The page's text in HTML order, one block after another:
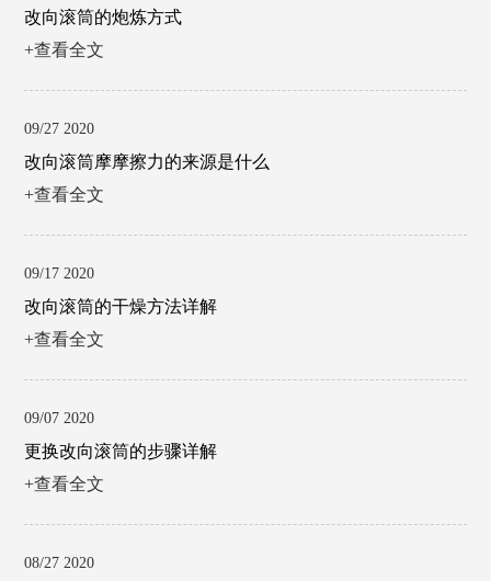
改向滚筒的炮炼方式
+查看全文
09/27 2020
改向滚筒摩摩擦力的来源是什么
+查看全文
09/17 2020
改向滚筒的干燥方法详解
+查看全文
09/07 2020
更换改向滚筒的步骤详解
+查看全文
08/27 2020